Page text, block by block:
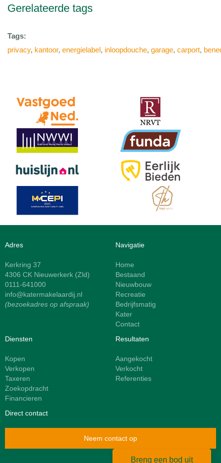
Gerelateerde tags
Tags:
privacy, kantoor, energielabel, inloopdouche, garage, carport,
Adres
Kerkring 37
4306 CK Nieuwerkerk (Zld)
0111-641000
info@katermakelaardij.nl
(bezoekadres op afspraak)
Navigatie
Home
Bestaand
Nieuwbouw
Recreatie
Bedrijfsmatig
Kater
Contact
Diensten
Kopen
Verkopen
Taxeren
Zoekopdracht
Financieren
Resultaten
Aangekocht
Verkocht
Referenties
Direct contact
Neem contact op
Breng een bod uit